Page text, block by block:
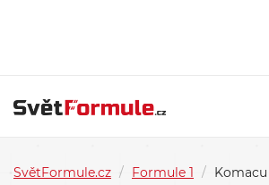
SvětFormule.cz / Formule 1 / Komacu